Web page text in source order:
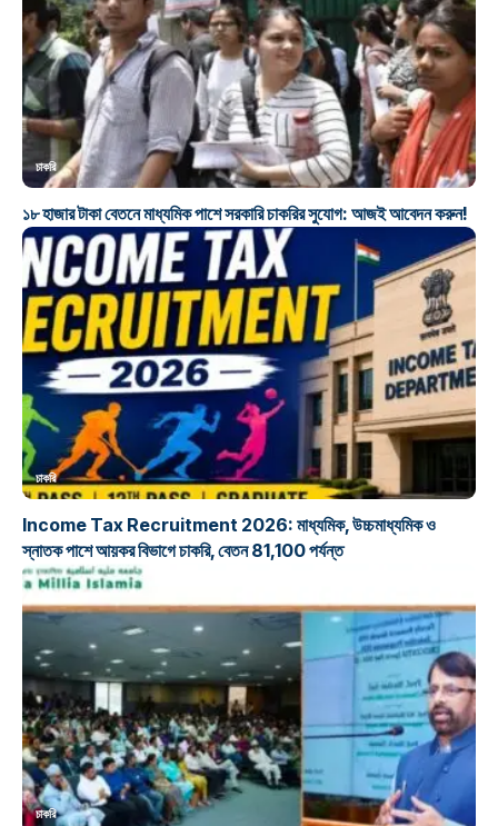
চাকরি
১৮ হাজার টাকা বেতনে মাধ্যমিক পাশে সরকারি চাকরির সুযোগ: আজই আবেদন করুন!
চাকরি
Income Tax Recruitment 2026: মাধ্যমিক, উচ্চমাধ্যমিক ও
স্নাতক পাশে আয়কর বিভাগে চাকরি, বেতন 81,100 পর্যন্ত
চাকরি